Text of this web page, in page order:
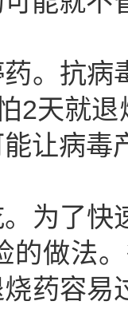
。抗病
2天就
让病毒
为了快
的做法
药容易